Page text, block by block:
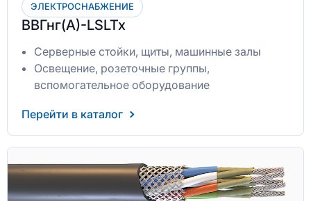
ЭЛЕКТРОСНАБЖЕНИЕ
ВВГнг(А)-LSLTx
Серверные стойки, щиты, машинные залы
Освещение, розеточные группы,
вспомогательное оборудование
Перейти в каталог